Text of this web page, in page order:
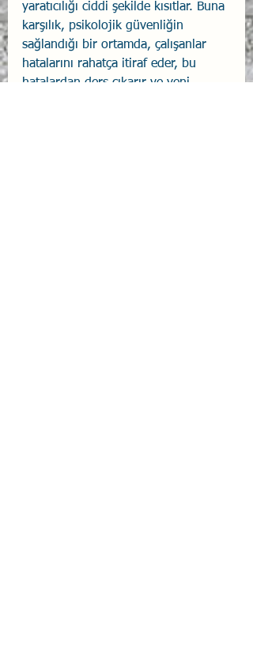
yaratıcılığı ciddi şekilde kısıtlar. Buna
karşılık, psikolojik güvenliğin
sağlandığı bir ortamda, çalışanlar
hatalarını rahatça itiraf eder, bu
hatalardan ders çıkarır ve yeni